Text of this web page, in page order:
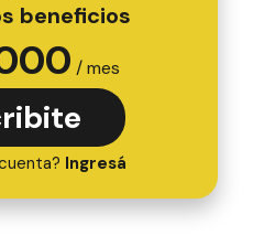
beneficios
/ mes
Ingresá